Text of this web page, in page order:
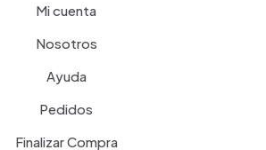
Mi cuenta
Nosotros
Ayuda
Pedidos
Finalizar Compra